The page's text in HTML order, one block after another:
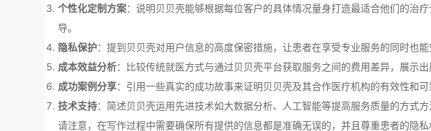
个性化定制方案：说明贝贝壳能够根据每位客户的具体情况量身打造最适合他们的治
导。
隐私保护：提到贝贝壳对用户信息的高度保密措施，让患者在享受专业服务的同时也能
成本效益分析：比较传统就医方式与通过贝贝壳平台获取服务之间的费用差异，展示出
成功案例分享：引用一些真实的成功故事来证明贝贝壳及其合作医疗机构的有效性和可
技术支持：简述贝贝壳运用先进技术如大数据分析、人工智能等提高服务质量的方式方
请注意，在写作过程中需要确保所有提供的信息都是准确无误的，并且尊重患者的隐